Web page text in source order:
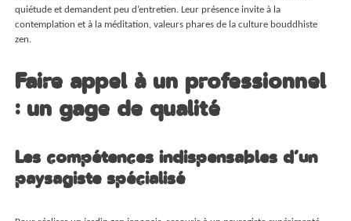
quiétude et demandent peu d’entretien. Leur présence invite à la
contemplation et à la méditation, valeurs phares de la culture bouddhiste
zen.
Faire appel à un professionnel
: un gage de qualité
Les compétences indispensables d’un
paysagiste spécialisé